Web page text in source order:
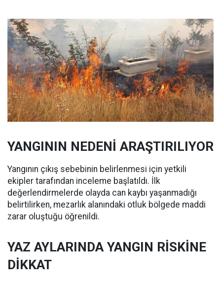
YANGININ NEDENİ ARAŞTIRILIYOR
Yangının çıkış sebebinin belirlenmesi için yetkili
ekipler tarafından inceleme başlatıldı. İlk
değerlendirmelerde olayda can kaybı yaşanmadığı
belirtilirken, mezarlık alanındaki otluk bölgede maddi
zarar oluştuğu öğrenildi.
YAZ AYLARINDA YANGIN RİSKİNE
DİKKAT